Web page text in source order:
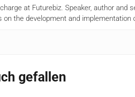
at Futurebiz. Speaker, author and
on the development and
gefallen